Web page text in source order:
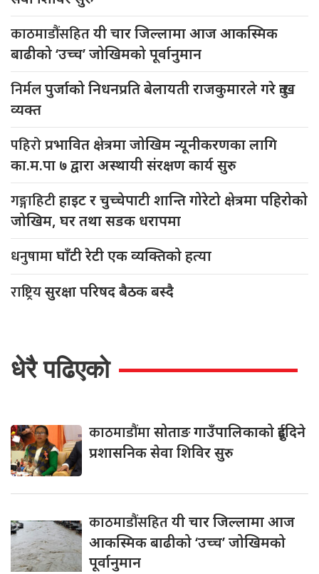
काठमाडौंसहितयी चार जिल्लामा आज आकस्मिक
बाढीको ‘उच्च’ जोखिमको पूर्वानुमान
निर्मलपुर्जाको निधनप्रति बेलायती राजकुमारले गरे दुःख
व्यक्त
पहिरोप्रभावित क्षेत्रमा जोखिम न्यूनीकरणका लागि
का.म.पा ७ द्वारा अस्थायी संरक्षण कार्य सुरु
गङ्गाहिटीहाइट र चुच्चेपाटी शान्ति गोरेटो क्षेत्रमा पहिरोको
जोखिम, घर तथा सडक धरापमा
धनुषामाघाँटी रेटी एक व्यक्तिको हत्या
राष्ट्रियसुरक्षा परिषद बैठक बस्दै
धेरै पढिएको
काठमाडौंमासोताङ गाउँपालिकाको दुईदिने
प्रशासनिक सेवा शिविर सुरु
काठमाडौंसहितयी चार जिल्लामा आज
आकस्मिक बाढीको ‘उच्च’ जोखिमको
पूर्वानुमान